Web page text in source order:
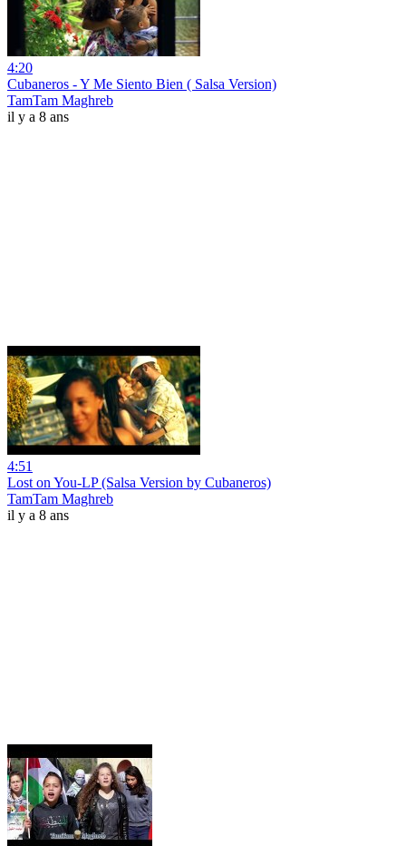
4:20
Cubaneros - Y Me Siento Bien ( Salsa Version)
TamTam Maghreb
il y a 8 ans
4:51
Lost on You-LP (Salsa Version by Cubaneros)
TamTam Maghreb
il y a 8 ans